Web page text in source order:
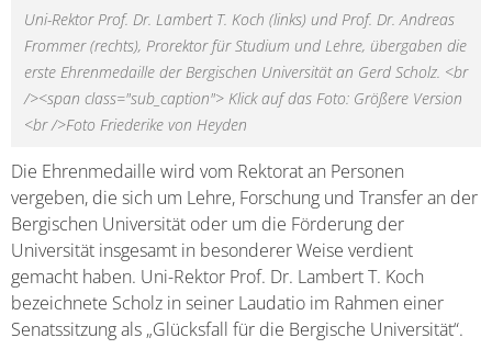
Uni-Rektor Prof. Dr. Lambert T. Koch (links) und Prof. Dr. Andreas
Frommer (rechts), Prorektor für Studium und Lehre, übergaben die
erste Ehrenmedaille der Bergischen Universität an Gerd Scholz. <br
/><span class="sub_caption"> Klick auf das Foto: Größere Version
<br />Foto Friederike von Heyden
Die Ehrenmedaille wird vom Rektorat an Personen
vergeben, die sich um Lehre, Forschung und Transfer an der
Bergischen Universität oder um die Förderung der
Universität insgesamt in besonderer Weise verdient
gemacht haben. Uni-Rektor Prof. Dr. Lambert T. Koch
bezeichnete Scholz in seiner Laudatio im Rahmen einer
Senatssitzung als „Glücksfall für die Bergische Universität“.